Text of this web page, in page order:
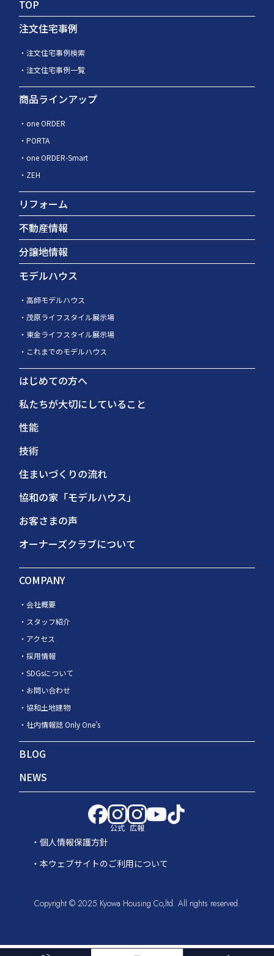
TOP
注文住宅事例
注文住宅事例検索
注文住宅事例一覧
商品ラインアップ
one ORDER
PORTA
one ORDER-Smart
ZEH
リフォーム
不動産情報
分譲地情報
モデルハウス
高師モデルハウス
茂原ライフスタイル展示場
東金ライフスタイル展示場
これまでのモデルハウス
はじめての方へ
私たちが大切にしていること
性能
技術
住まいづくりの流れ
協和の家「モデルハウス」
お客さまの声
オーナーズクラブについて
COMPANY
会社概要
スタッフ紹介
アクセス
採用情報
SDGsについて
お問い合わせ
協和土地建物
社内情報誌 Only One’s
BLOG
NEWS
公式 広報
個人情報保護方針
本ウェブサイトのご利用について
Copyright © 2025 Kyowa Housing Co,ltd. All rights reserved.